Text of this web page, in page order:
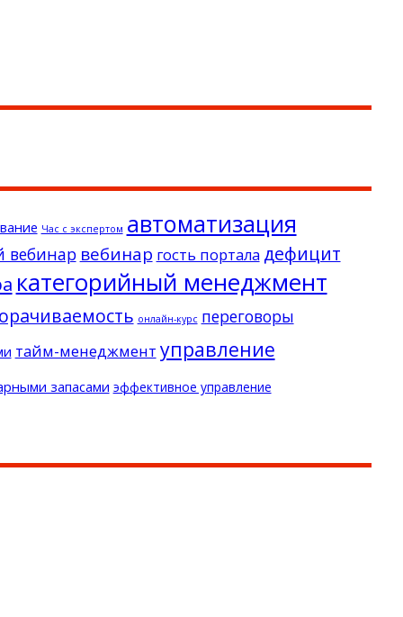
Час с экспертом автоматизация
вебинар вебинар гость портала дефицит
категорийный менеджмент
онлайн-курс переговоры
тайм-менеджмент управление
запасами эффективное управление